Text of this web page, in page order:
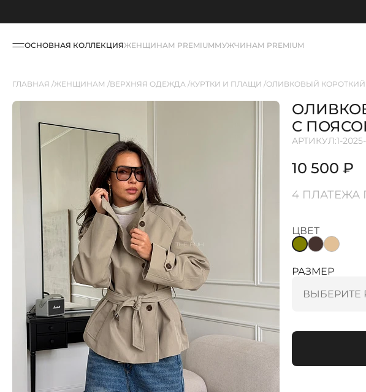
ОСНОВНАЯ КОЛЛЕКЦИЯЖЕНЩИНАМ PREMIUMМУЖЧИНАМ PREMIUM
ГЛАВНАЯ ЖЕНЩИНАМ ВЕРХНЯЯ ОДЕЖДА КУРТКИ И ПЛАЩИ ОЛИВКОВЫЙ
С
АРТИКУЛ:1-
10 500 ₽
4 ПЛАТЕЖА
ЦВЕТ
РАЗМЕР